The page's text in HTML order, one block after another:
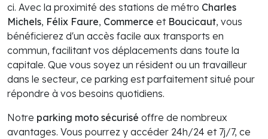
ci. Avec la proximité des stations de métro Charles
Michels, Félix Faure, Commerce et Boucicaut, vous
bénéficierez d'un accès facile aux transports en
commun, facilitant vos déplacements dans toute la
capitale. Que vous soyez un résident ou un travailleur
dans le secteur, ce parking est parfaitement situé pour
répondre à vos besoins quotidiens.
Notre parking moto sécurisé offre de nombreux
avantages. Vous pourrez y accéder 24h/24 et 7j/7, ce